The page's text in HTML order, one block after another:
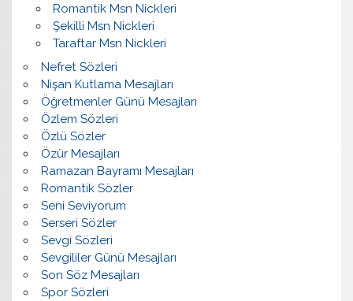
Romantik Msn Nickleri
Şekilli Msn Nickleri
Taraftar Msn Nickleri
Nefret Sözleri
Nişan Kutlama Mesajları
Öğretmenler Günü Mesajları
Özlem Sözleri
Özlü Sözler
Özür Mesajları
Ramazan Bayramı Mesajları
Romantik Sözler
Seni Seviyorum
Serseri Sözler
Sevgi Sözleri
Sevgililer Günü Mesajları
Son Söz Mesajları
Spor Sözleri